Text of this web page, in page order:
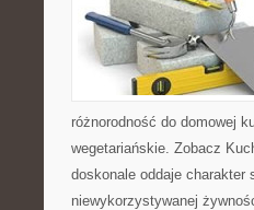
różnorodność do domowej
wegetariańskie. Zobacz
doskonale oddaje charakter
niewykorzystywanej